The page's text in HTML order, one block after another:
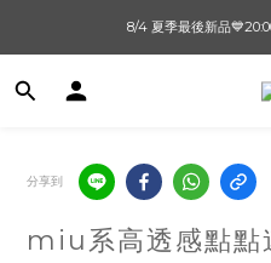
單筆滿$1000【先付款】 /
8/4 夏季最後新品
單筆滿$1000【先付款】 /
分享到
miu系高透感點點